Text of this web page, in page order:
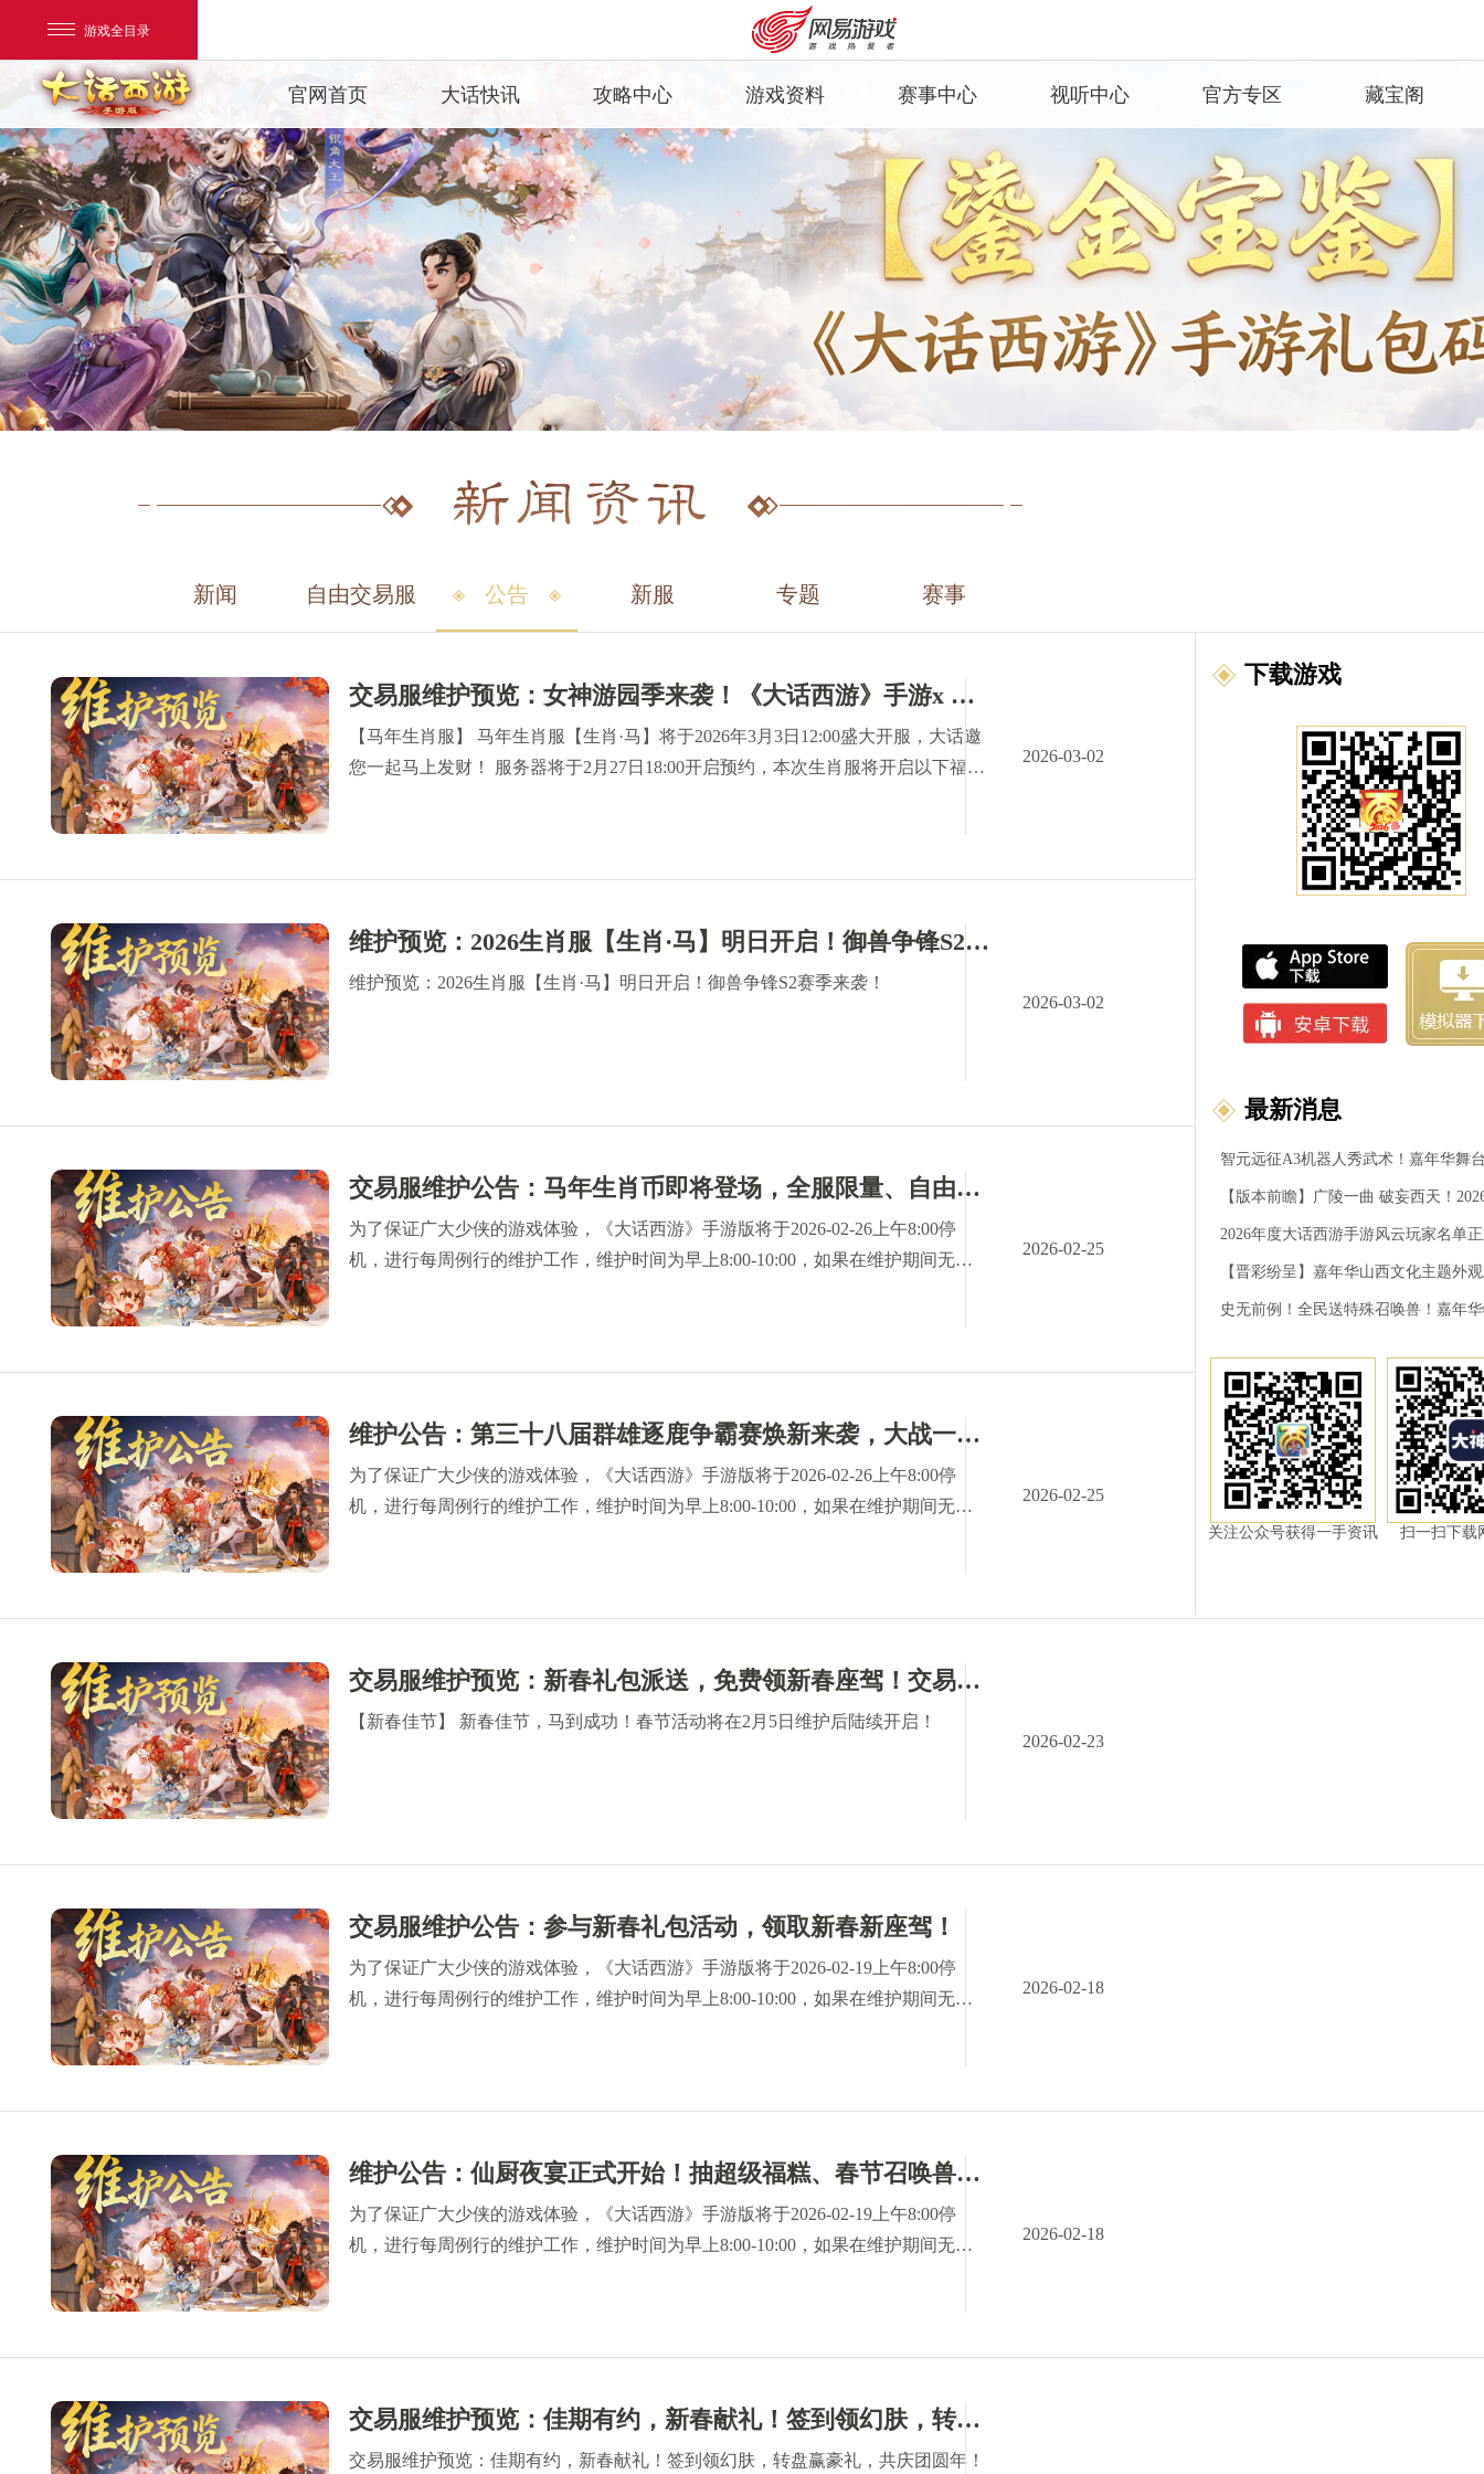
游戏全目录
网易游戏
游戏爱好者
我的足迹： 大话西游手游
安卓充值 客服中心
官网首页 大话快讯 攻略中心 游戏资料 赛事中心 视听中心 官方专区 藏宝阁
新闻
公告
新服
专题
人物培养
召唤兽培养
孩子培养
PK玩法
副本玩法
召唤兽图鉴
精美时装
大话百科
珍藏座驾
群雄巅峰赛
群雄逐鹿争霸赛
超级联赛
无差别挑战赛
召唤兽比斗争霸赛
视频
设定站
音乐
壁纸
COS
真人秀
官方微信
官方视频号
官方微博
官方快手
官方B站
下载游戏
最新消息
智元远征A3机器人秀武术！嘉年华舞
2026年度大话西游手游风云玩家名单
【晋彩纷呈】嘉年华山西文化主题外
关注公众号获得一手资讯 扫一扫下载
新闻 自由交易服 公告 新服 专题 赛事
交易服维护预览：女神游园季来袭！《大话西游》手游x 浙江小百花越剧院联动开启
【马年生肖服】 马年生肖服【生肖·马】将于2026年3月3日12:00盛大开服，大话邀
您一起马上发财！ 服务器将于2月27日18:00开启预约，本次生肖服将开启以下福利
2026-03-02
维护预览：2026生肖服【生肖·马】明日开启！御兽争锋S2赛季来袭！
维护预览：2026生肖服【生肖·马】明日开启！御兽争锋S2赛季来袭！
2026-03-02
交易服维护公告：马年生肖币即将登场，全服限量、自由流通、价值极高！
为了保证广大少侠的游戏体验，《大话西游》手游版将于2026-02-26上午8:00停
机，进行每周例行的维护工作，维护时间为早上8:00-10:00，如果在维护期间无法
2026-02-25
维护公告：第三十八届群雄逐鹿争霸赛焕新来袭，大战一触即发！
为了保证广大少侠的游戏体验，《大话西游》手游版将于2026-02-26上午8:00停
机，进行每周例行的维护工作，维护时间为早上8:00-10:00，如果在维护期间无法
2026-02-25
交易服维护预览：新春礼包派送，免费领新春座驾！交易服首届群雄逐鹿即将开赛！
【新春佳节】 新春佳节，马到成功！春节活动将在2月5日维护后陆续开启！
2026-02-23
交易服维护公告：参与新春礼包活动，领取新春新座驾！
为了保证广大少侠的游戏体验，《大话西游》手游版将于2026-02-19上午8:00停
机，进行每周例行的维护工作，维护时间为早上8:00-10:00，如果在维护期间无法
2026-02-18
维护公告：仙厨夜宴正式开始！抽超级福糕、春节召唤兽等海量福利
为了保证广大少侠的游戏体验，《大话西游》手游版将于2026-02-19上午8:00停
机，进行每周例行的维护工作，维护时间为早上8:00-10:00，如果在维护期间无法
2026-02-18
交易服维护预览：佳期有约，新春献礼！签到领幻肤，转盘赢豪礼，共庆团圆年！
交易服维护预览：佳期有约，新春献礼！签到领幻肤，转盘赢豪礼，共庆团圆年！